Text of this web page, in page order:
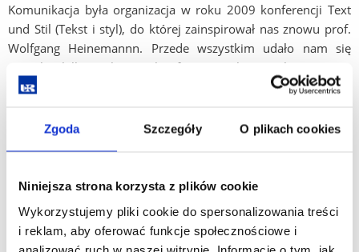
Zgoda Szczegóły O plikach cookies
Niniejsza strona korzysta z plików cookie
Wykorzystujemy pliki cookie do spersonalizowania treści
i reklam, aby oferować funkcje społecznościowe i
analizować ruch w naszej witrynie. Informacje o tym, jak
Komunikacja była organizacja w roku 2009 konferencji Text
und Stil (Tekst i styl), do której zainspirował nas znowu prof.
Wolfgang Heinemannn. Przede wszystkim udało nam się
pozyskać kilku znakomitych referentów plenarnych z Niemiec.
To że wygłoszone podczas niej referaty są pewnym wkładem
określenia tej relacji w empirycznych badaniach
w nowo utworzonej serii Studien zur Text- und
Zofii Bilut-Homplewicz z UR) w wydawnictwie Peter Lang
Verlag.